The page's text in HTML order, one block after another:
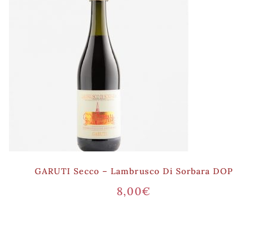
GARUTI Secco – Lambrusco Di Sorbara DOP
8,00€